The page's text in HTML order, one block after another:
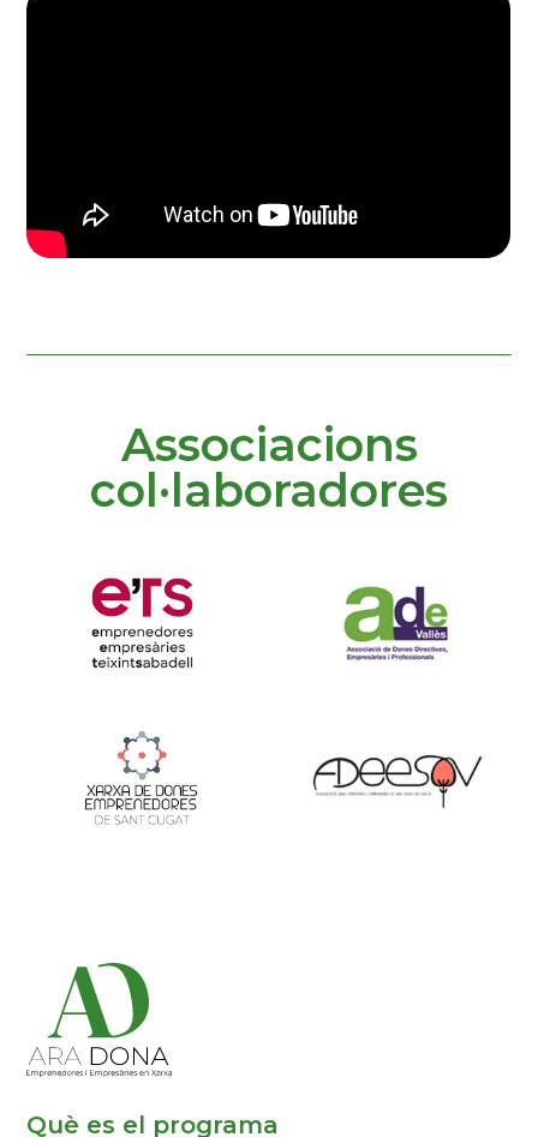
Associacions
col·laboradores
Què es el programa